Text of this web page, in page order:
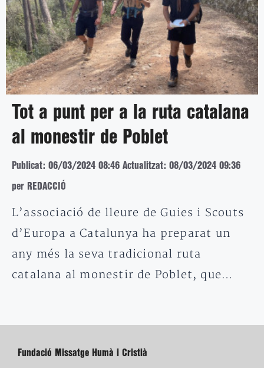
Tot a punt per a la ruta catalana
al monestir de Poblet
Publicat: 06/03/2024 08:46 Actualitzat: 08/03/2024 09:36
per REDACCIÓ
L’associació de lleure de Guies i Scouts
d’Europa a Catalunya ha preparat un
any més la seva tradicional ruta
catalana al monestir de Poblet, que…
Fundació Missatge Humà i Cristià